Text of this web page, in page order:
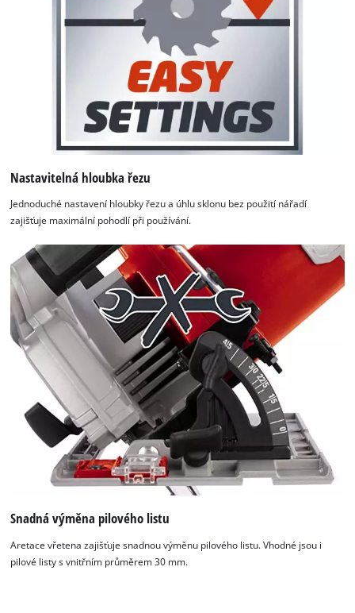
K načtení služby Google Maps
potřebujeme váš souhlas!
This content is not permitted to load due
to trackers that are not disclosed to the
visitor. The website owner needs to setup
the site with their CMP to add this content
to the list of technologies used.
Powered by
Management Platform
Nastavitelná hloubka řezu
Jednoduché nastavení hloubky řezu a úhlu sklonu bez použití nářadí
zajišťuje maximální pohodlí při používání.
Snadná výměna pilového listu
Aretace vřetena zajišťuje snadnou výměnu pilového listu. Vhodné jsou i
pilové listy s vnitřním průměrem 30 mm.